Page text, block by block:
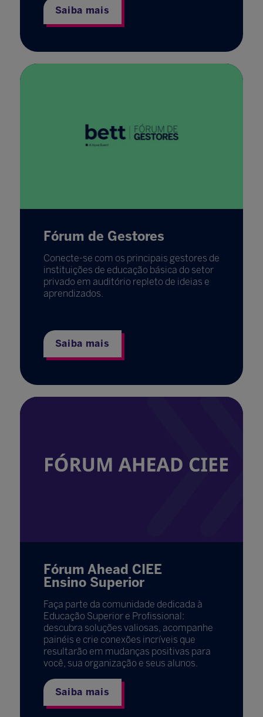
Saiba mais
Fórum de Gestores
Conecte-se com os principais gestores de
instituições de educação básica do setor
privado em auditório repleto de ideias e
aprendizados.
Saiba mais
Fórum Ahead CIEE
Ensino Superior
Faça parte da comunidade dedicada à
Educação Superior e Profissional:
descubra soluções valiosas, acompanhe
painéis e crie conexões incríveis que
resultarão em mudanças positivas para
você, sua organização e seus alunos.
Saiba mais